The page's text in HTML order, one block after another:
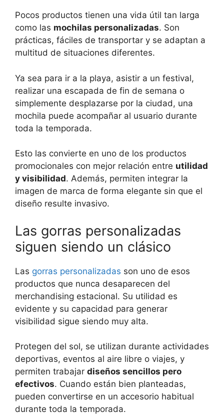
Pocos productos tienen una vida útil tan larga
como las mochilas personalizadas. Son
prácticas, fáciles de transportar y se adaptan a
multitud de situaciones diferentes.
Ya sea para ir a la playa, asistir a un festival,
realizar una escapada de fin de semana o
simplemente desplazarse por la ciudad, una
mochila puede acompañar al usuario durante
toda la temporada.
Esto las convierte en uno de los productos
promocionales con mejor relación entre utilidad
y visibilidad. Además, permiten integrar la
imagen de marca de forma elegante sin que el
diseño resulte invasivo.
Las gorras personalizadas
siguen siendo un clásico
Las gorras personalizadas son uno de esos
productos que nunca desaparecen del
merchandising estacional. Su utilidad es
evidente y su capacidad para generar
visibilidad sigue siendo muy alta.
Protegen del sol, se utilizan durante actividades
deportivas, eventos al aire libre o viajes, y
permiten trabajar diseños sencillos pero
efectivos. Cuando están bien planteadas,
pueden convertirse en un accesorio habitual
durante toda la temporada.